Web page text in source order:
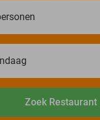
Zoek Restaurant